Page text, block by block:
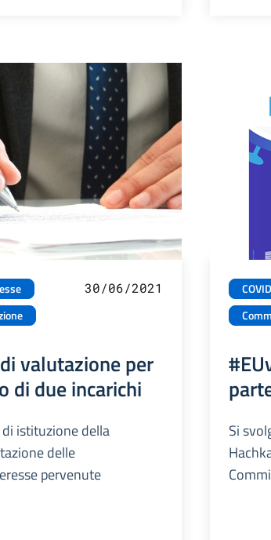
30/06/2021
valutazione per
di due incarichi
istituzione della
delle
pervenute
Si